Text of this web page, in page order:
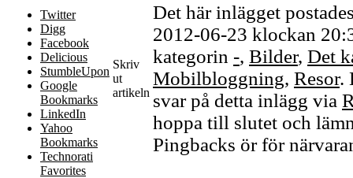
Twitter
Digg
Facebook
Delicious
StumbleUpon
Google
Bookmarks
LinkedIn
Yahoo
Bookmarks
Technorati
Favorites
Skriv
ut
artikeln
Det här inlägget
2012-06-23 klockan
kategorin -, Bilder, Det
Mobilbloggning, Resor.
svar på detta inlägg via
hoppa till slutet och
Pingbacks ör för